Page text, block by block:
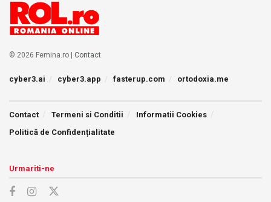
© 2026 Femina.ro | Contact
cyber3.ai cyber3.app fasterup.com ortodoxia.me
Contact Termeni si Conditii
Informatii Cookies
Politică de Confidențialitate
Urmariti-ne